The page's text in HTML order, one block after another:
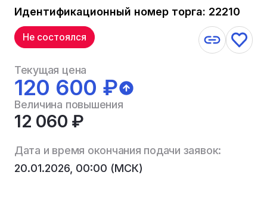
Идентификационный номер торга: 22210
Не состоялся
Текущая цена
120 600 ₽
Величина повышения
12 060 ₽
Дата и время окончания подачи заявок:
20.01.2026, 00:00 (МСК)